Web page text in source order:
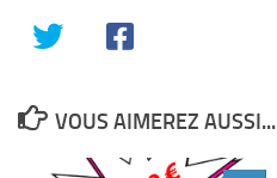
VOUS AIMEREZ AUSSI...